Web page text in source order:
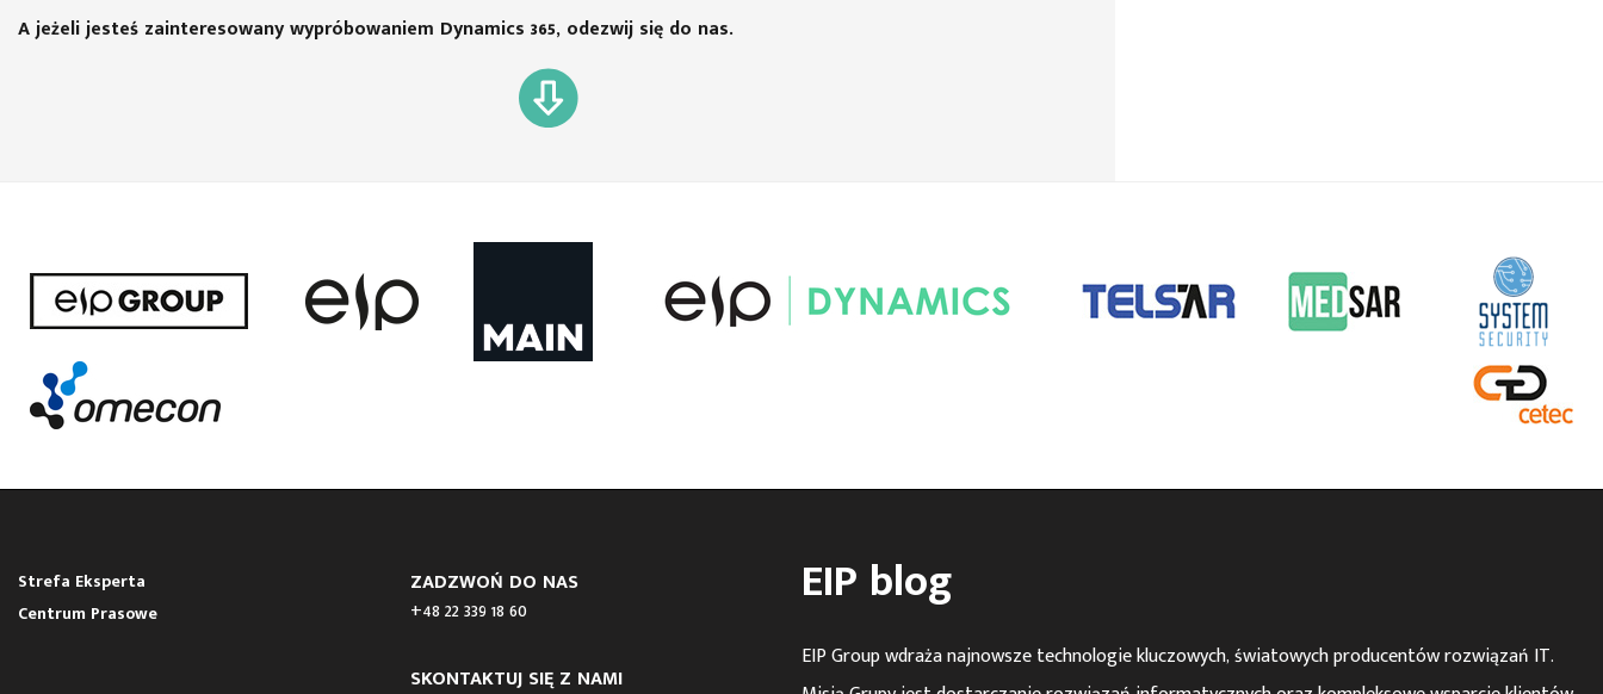
A jeżeli jesteś zainteresowany wypróbowaniem Dynamics 365, odezwij się do nas.
Strefa Eksperta
Centrum Prasowe
ZADZWOŃ DO NAS
+48 22 339 18 60
SKONTAKTUJ SIĘ Z NAMI
EIP blog
EIP Group wdraża najnowsze technologie kluczowych, światowych producentów rozwiązań IT.